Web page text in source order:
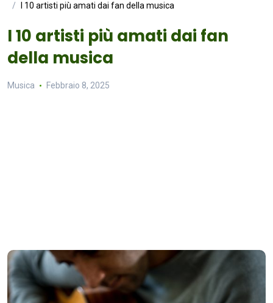
I 10 artisti più amati dai fan della musica
I 10 artisti più amati dai fan
della musica
Musica Febbraio 8, 2025